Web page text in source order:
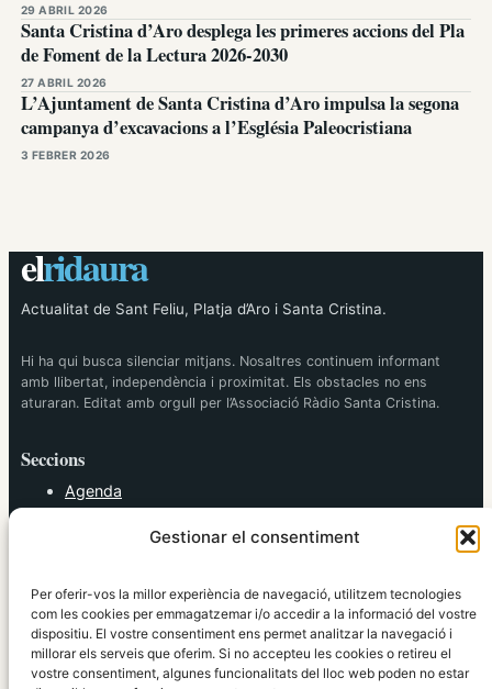
Gestionar el consentiment
Per oferir-vos la millor experiència de navegació, utilitzem tecnologies
com les cookies per emmagatzemar i/o accedir a la informació del vostre
dispositiu. El vostre consentiment ens permet analitzar la navegació i
millorar els serveis que oferim. Si no accepteu les cookies o retireu el
vostre consentiment, algunes funcionalitats del lloc web poden no estar
29 ABRIL 2026
Santa Cristina d’Aro desplega les primeres accions del Pla
de Foment de la Lectura 2026-2030
27 ABRIL 2026
L’Ajuntament de Santa Cristina d’Aro impulsa la segona
campanya d’excavacions a l’Església Paleocristiana
3 FEBRER 2026
elridaura
Actualitat de Sant Feliu, Platja d’Aro i Santa Cristina.
Hi ha qui busca silenciar mitjans. Nosaltres continuem informant
amb llibertat, independència i proximitat. Els obstacles no ens
aturaran. Editat amb orgull per l’Associació Ràdio Santa Cristina.
Seccions
Agenda
Política
Societat
Tendències